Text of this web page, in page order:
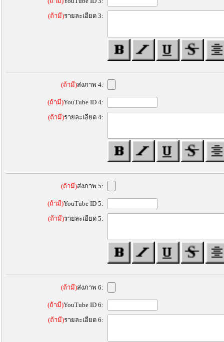
(ถ้ามี)รายละเอียด 3:
(ถ้ามี)ส่งภาพ 4:
(ถ้ามี)YouTube ID 4:
(ถ้ามี)รายละเอียด 4:
(ถ้ามี)ส่งภาพ 5:
(ถ้ามี)YouTube ID 5:
(ถ้ามี)รายละเอียด 5:
(ถ้ามี)ส่งภาพ 6:
(ถ้ามี)YouTube ID 6:
(ถ้ามี)รายละเอียด 6: